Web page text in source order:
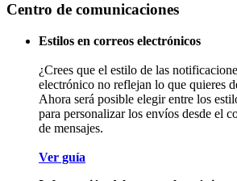
Centro de comunicaciones
Estilos en correos electrónicos
¿Crees que el estilo de las
electrónico no reflejan lo que quieres
Ahora será posible elegir entre los
para personalizar los envíos desde el
de mensajes.
Ver guía